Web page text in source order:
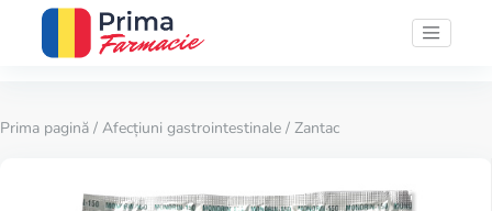
Prima pagină / Afecțiuni gastrointestinale / Zantac